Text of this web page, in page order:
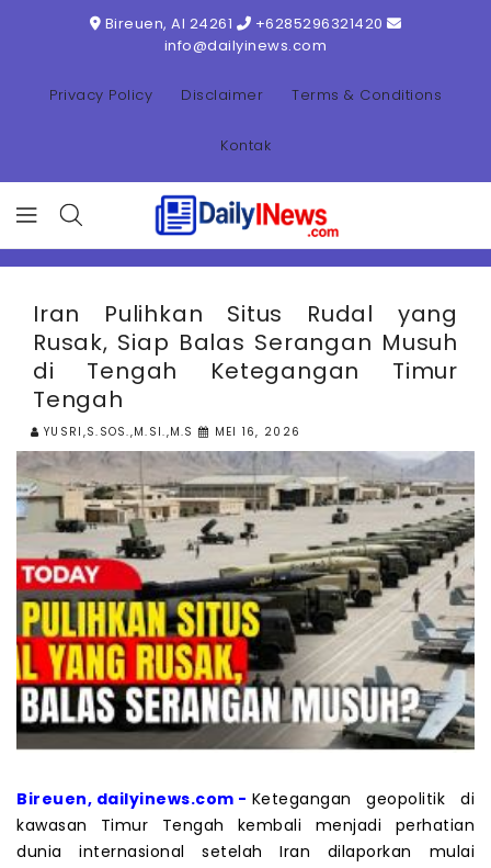
Bireuen, AI 24261
+6285296321420
info@dailyinews.com
Privacy Policy Disclaimer Terms & Conditions
Kontak
Iran Pulihkan Situs Rudal yang
Rusak, Siap Balas Serangan Musuh
di Tengah Ketegangan Timur
Tengah
YUSRI,S.SOS.,M.SI.,M.S MEI 16, 2026
Bireuen, dailyinews.com - Ketegangan geopolitik di
kawasan Timur Tengah kembali menjadi perhatian
dunia internasional setelah Iran dilaporkan mulai